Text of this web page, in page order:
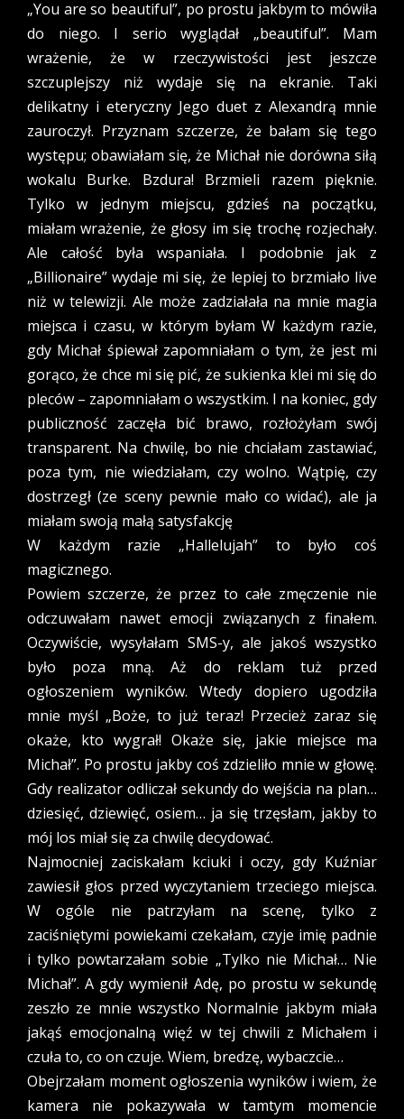
„You are so beautiful”, po prostu jakbym to mówiła
do niego. I serio wyglądał „beautiful”. Mam
wrażenie, że w rzeczywistości jest jeszcze
szczuplejszy niż wydaje się na ekranie. Taki
delikatny i eteryczny Jego duet z Alexandrą mnie
zauroczył. Przyznam szczerze, że bałam się tego
występu; obawiałam się, że Michał nie dorówna siłą
wokalu Burke. Bzdura! Brzmieli razem pięknie.
Tylko w jednym miejscu, gdzieś na początku,
miałam wrażenie, że głosy im się trochę rozjechały.
Ale całość była wspaniała. I podobnie jak z
„Billionaire” wydaje mi się, że lepiej to brzmiało live
niż w telewizji. Ale może zadziałała na mnie magia
miejsca i czasu, w którym byłam W każdym razie,
gdy Michał śpiewał zapomniałam o tym, że jest mi
gorąco, że chce mi się pić, że sukienka klei mi się do
pleców – zapomniałam o wszystkim. I na koniec, gdy
publiczność zaczęła bić brawo, rozłożyłam swój
transparent. Na chwilę, bo nie chciałam zastawiać,
poza tym, nie wiedziałam, czy wolno. Wątpię, czy
dostrzegł (ze sceny pewnie mało co widać), ale ja
miałam swoją małą satysfakcję
W każdym razie „Hallelujah” to było coś
magicznego.
Powiem szczerze, że przez to całe zmęczenie nie
odczuwałam nawet emocji związanych z finałem.
Oczywiście, wysyłałam SMS-y, ale jakoś wszystko
było poza mną. Aż do reklam tuż przed
ogłoszeniem wyników. Wtedy dopiero ugodziła
mnie myśl „Boże, to już teraz! Przecież zaraz się
okaże, kto wygrał! Okaże się, jakie miejsce ma
Michał”. Po prostu jakby coś zdzieliło mnie w głowę.
Gdy realizator odliczał sekundy do wejścia na plan…
dziesięć, dziewięć, osiem… ja się trzęsłam, jakby to
mój los miał się za chwilę decydować.
Najmocniej zaciskałam kciuki i oczy, gdy Kuźniar
zawiesił głos przed wyczytaniem trzeciego miejsca.
W ogóle nie patrzyłam na scenę, tylko z
zaciśniętymi powiekami czekałam, czyje imię padnie
i tylko powtarzałam sobie „Tylko nie Michał… Nie
Michał”. A gdy wymienił Adę, po prostu w sekundę
zeszło ze mnie wszystko Normalnie jakbym miała
jakąś emocjonalną więź w tej chwili z Michałem i
czuła to, co on czuje. Wiem, bredzę, wybaczcie…
Obejrzałam moment ogłoszenia wyników i wiem, że
kamera nie pokazywała w tamtym momencie